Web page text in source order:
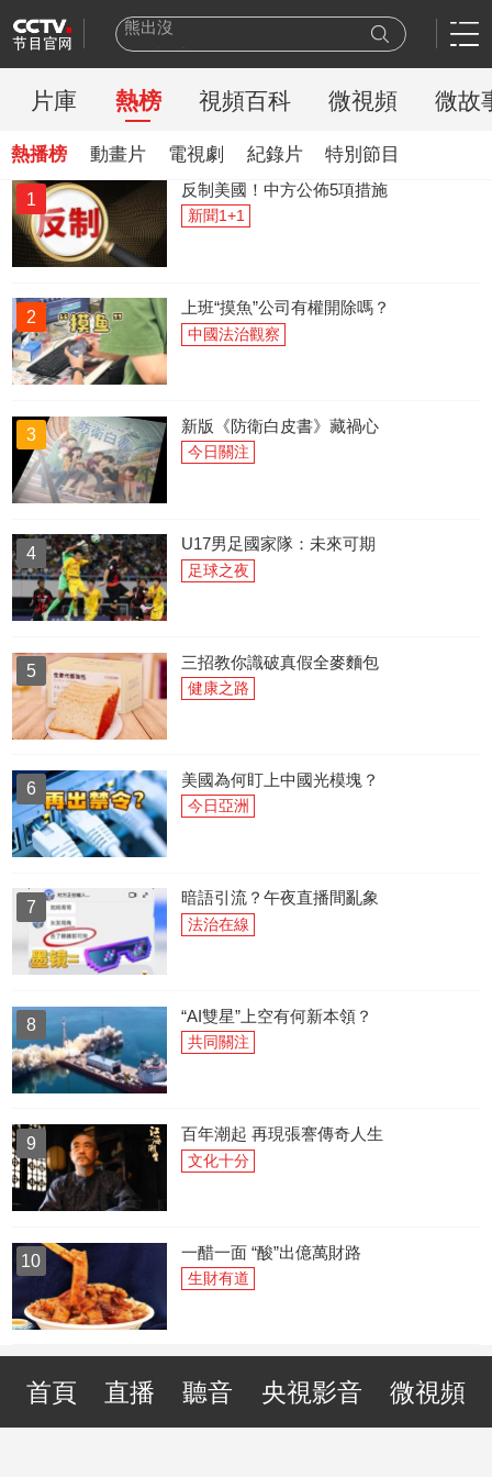
熊出沒
今日説法
百家講壇
天網
豪門盛宴
乒乓球
新聞聯播
片庫 熱榜 視頻百科 微視頻 微故
熱播榜 動畫片 電視劇 紀錄片 特別節目
1
反制美國！中方公佈5項措施
新聞1+1
2
上班“摸魚”公司有權開除嗎？
中國法治觀察
3
新版《防衛白皮書》藏禍心
今日關注
4
U17男足國家隊：未來可期
足球之夜
5
三招教你識破真假全麥麵包
健康之路
6
美國為何盯上中國光模塊？
今日亞洲
7
暗語引流？午夜直播間亂象
法治在線
8
“AI雙星”上空有何新本領？
共同關注
9
百年潮起 再現張謇傳奇人生
文化十分
10
一醋一面 “酸”出億萬財路
生財有道
首頁 直播 聽音 央視影音 微視頻